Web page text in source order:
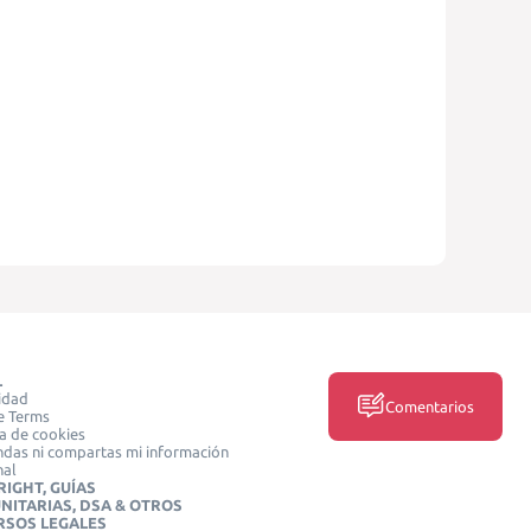
Terms
de cookies
ni compartas mi información
GUÍAS
DSA & OTROS
LEGALES
Comentarios